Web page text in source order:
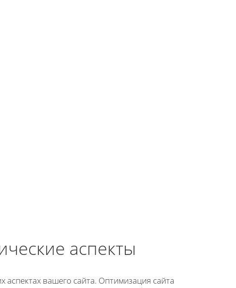
аспекты
аспектах вашего сайта. Оптимизация сайта